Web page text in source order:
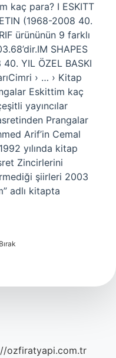
kaç para? I ESKITT
(1968-2008 40.
ürününün 9 farklı
SHAPES
YIL ÖZEL BASKI
› … › Kitap
Eskittim kaç
yayıncılar
Prangalar
Arif’in Cemal
yılında kitap
Zincirlerini
şiirleri 2003
adlı kitapta
ozfiratyapi.com.tr